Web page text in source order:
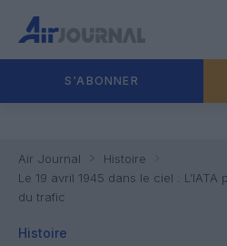
S'ABONNER
Air Journal
Histoire
Le 19 avril 1945 dans le ciel :
du trafic
Histoire